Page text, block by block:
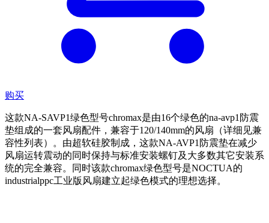
购买
这款NA-SAVP1绿色型号chromax是由16个绿色的na-avp1防震
垫组成的一套风扇配件，兼容于120/140mm的风扇（详细见兼
容性列表）。由超软硅胶制成，这款NA-AVP1防震垫在减少
风扇运转震动的同时保持与标准安装螺钉及大多数其它安装系
统的完全兼容。同时该款chromax绿色型号是NOCTUA的
industrialppc工业版风扇建立起绿色模式的理想选择。